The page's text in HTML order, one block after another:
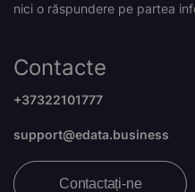
nici o răspundere pe partea
Contacte
+37322101777
support@edata.business
Contactați-ne